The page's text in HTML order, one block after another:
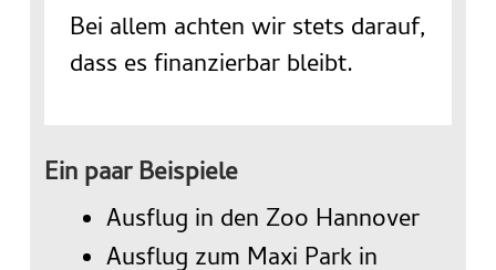
Bei allem achten wir stets darauf,
dass es finanzierbar bleibt.
Ein paar Beispiele
Ausflug in den Zoo Hannover
Ausflug zum Maxi Park in